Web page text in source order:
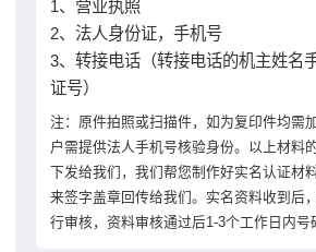
1、营业执照
2、法人身份证，手机号
3、转接电话（转接电话的机主姓名
证号）
注：原件拍照或扫描件，如为复印件均需
户需提供法人手机号核验身份。以上材料
下发给我们，我们帮您制作好实名认证材
来签字盖章回传给我们。实名资料收到后
行审核，资料审核通过后1-3个工作日内号